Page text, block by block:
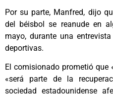
Por su parte, Manfred, dijo
del béisbol se reanude en
mayo, durante una
deportivas.
El comisionado prometió que
«será parte de la
sociedad estadounidense